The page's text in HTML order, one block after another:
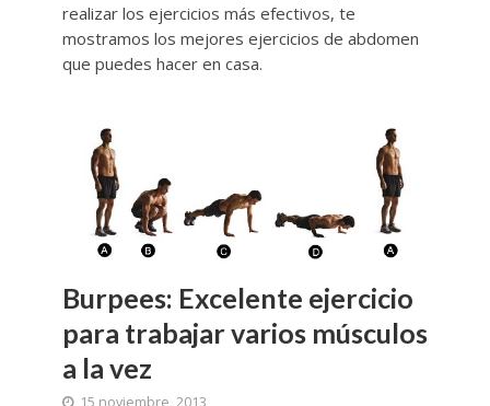
realizar los ejercicios más efectivos, te
mostramos los mejores ejercicios de abdomen
que puedes hacer en casa.
Burpees: Excelente ejercicio
para trabajar varios músculos
a la vez
15 noviembre, 2013